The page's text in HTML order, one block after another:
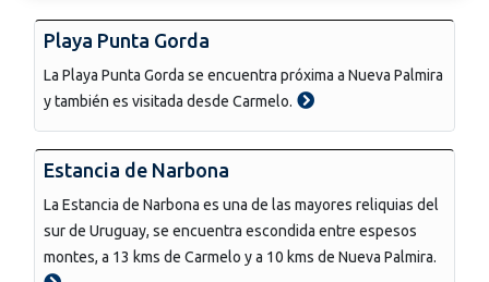
Playa Punta Gorda
La Playa Punta Gorda se encuentra próxima a Nueva Palmira
y también es visitada desde Carmelo.
Estancia de Narbona
La Estancia de Narbona es una de las mayores reliquias del
sur de Uruguay, se encuentra escondida entre espesos
montes, a 13 kms de Carmelo y a 10 kms de Nueva Palmira.